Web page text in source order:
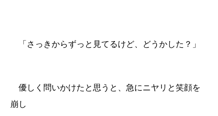
「さっきからずっと見てるけど、どうかした？」
優しく問いかけたと思うと、急にニヤリと笑顔を
崩し